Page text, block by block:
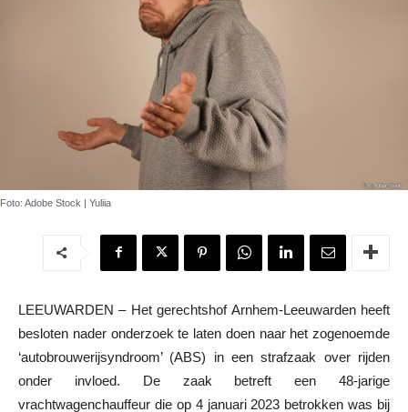
Foto: Adobe Stock | Yuliia
LEEUWARDEN – Het gerechtshof Arnhem-Leeuwarden heeft
besloten nader onderzoek te laten doen naar het zogenoemde
‘autobrouwerijsyndroom’ (ABS) in een strafzaak over rijden
onder invloed. De zaak betreft een 48-jarige
vrachtwagenchauffeur die op 4 januari 2023 betrokken was bij